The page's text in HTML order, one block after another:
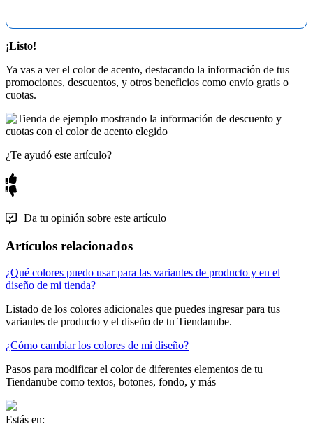
¡Listo!
Ya vas a ver el color de acento, destacando la información de tus
promociones, descuentos, y otros beneficios como envío gratis o
cuotas.
¿Te ayudó este artículo?
Da tu opinión sobre este artículo
Artículos relacionados
¿Qué colores puedo usar para las variantes de producto y en el
diseño de mi tienda?
Listado de los colores adicionales que puedes ingresar para tus
variantes de producto y el diseño de tu Tiendanube.
¿Cómo cambiar los colores de mi diseño?
Pasos para modificar el color de diferentes elementos de tu
Tiendanube como textos, botones, fondo, y más
Estás en: